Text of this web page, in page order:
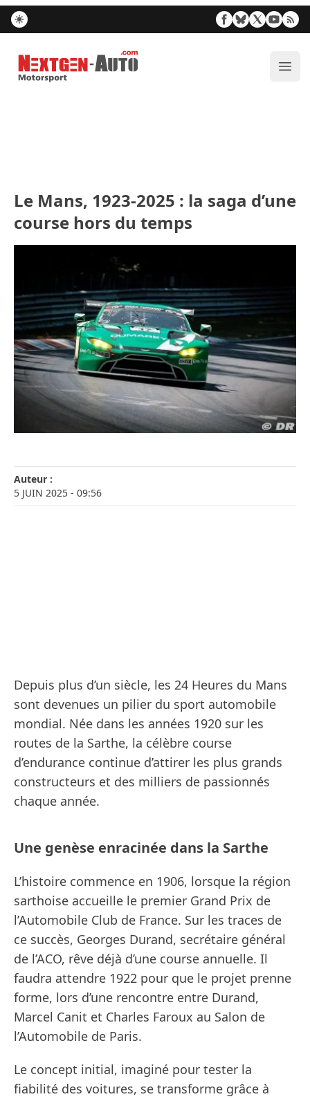
Nextgen-Auto.com
Le Mans, 1923-2025 : la saga d’une
course hors du temps
Auteur :
5 JUIN 2025 - 09:56
Depuis plus d’un siècle, les 24 Heures du Mans
sont devenues un pilier du sport automobile
mondial. Née dans les années 1920 sur les
routes de la Sarthe, la célèbre course
d’endurance continue d’attirer les plus grands
constructeurs et des milliers de passionnés
chaque année.
Une genèse enracinée dans la Sarthe
L’histoire commence en 1906, lorsque la région
sarthoise accueille le premier Grand Prix de
l’Automobile Club de France. Sur les traces de
ce succès, Georges Durand, secrétaire général
de l’ACO, rêve déjà d’une course annuelle. Il
faudra attendre 1922 pour que le projet prenne
forme, lors d’une rencontre entre Durand,
Marcel Canit et Charles Faroux au Salon de
l’Automobile de Paris.
Le concept initial, imaginé pour tester la
fiabilité des voitures, se transforme grâce à